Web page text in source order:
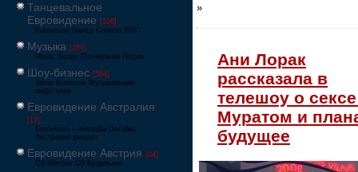
Танцевальное
Евровидение [106]
Eurovision Dance Contest EDC
Музыка [257]
Music Songs Поп-музыка Песни
Шоу-бизнес [564]
Show Business Музыкальная
индустрия
Евровидение Австралия
[17]
Eurovision – Australia Decides
Австралия решает
Евровидение Австрия [24]
Ö3-Wecker Ö3 Будильник
»
Ани Лорак
рассказала в
телешоу о
Муратом и
будущее